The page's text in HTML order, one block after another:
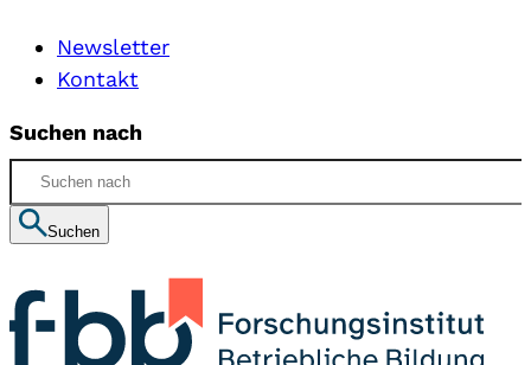
Newsletter
Kontakt
Suchen nach
Suchen